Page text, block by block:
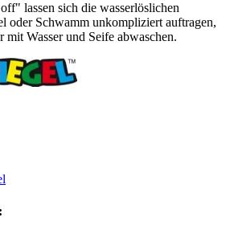
lassen sich die wasserlöslichen
oder Schwamm unkompliziert auftragen,
mit Wasser und Seife abwaschen.